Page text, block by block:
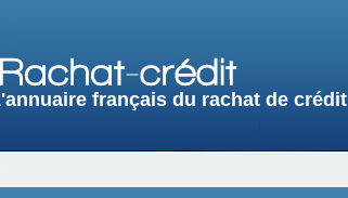
français du rachat de crédit